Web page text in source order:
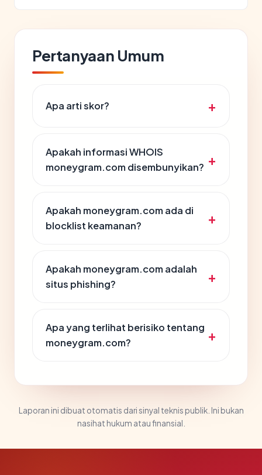
Pertanyaan Umum
Apa arti skor?
Apakah informasi WHOIS
moneygram.com disembunyikan?
Apakah moneygram.com ada di
blocklist keamanan?
Apakah moneygram.com adalah
situs phishing?
Apa yang terlihat berisiko tentang
moneygram.com?
Laporan ini dibuat otomatis dari sinyal teknis publik. Ini bukan
nasihat hukum atau finansial.